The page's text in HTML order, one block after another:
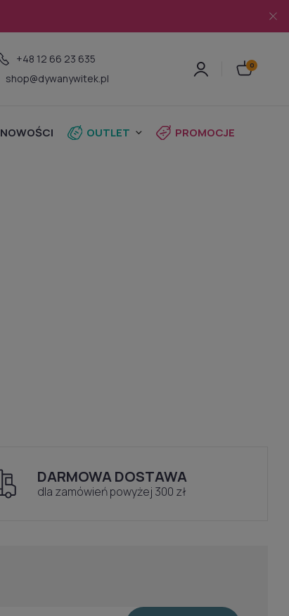
+48 12 66 23 635
shop@dywanywitek.pl
NOWOŚCI OUTLET PROMOCJE
DARMOWA DOSTAWA
dla zamówień powyżej 300 zł